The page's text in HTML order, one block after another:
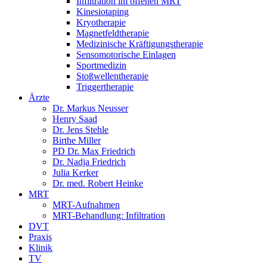
Kinesiotaping
Kryotherapie
Magnetfeldtherapie
Medizinische Kräftigungstherapie
Sensomotorische Einlagen
Sportmedizin
Stoßwellentherapie
Triggertherapie
Ärzte
Dr. Markus Neusser
Henry Saad
Dr. Jens Stehle
Birthe Miller
PD Dr. Max Friedrich
Dr. Nadja Friedrich
Julia Kerker
Dr. med. Robert Heinke
MRT
MRT-Aufnahmen
MRT-Behandlung: Infiltration
DVT
Praxis
Klinik
TV